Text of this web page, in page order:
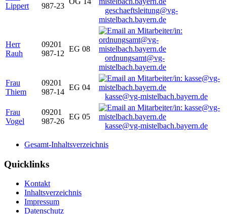
Lippert
987-23
geschaeftsleitung@vg-
mistelbach.bayern.de
Herr
Rauh
09201
987-12
EG 08
ordnungsamt@vg-
mistelbach.bayern.de
Frau
Thiem
09201
987-14
EG 04
kasse@vg-mistelbach.bayern.de
Frau
Vogel
09201
987-26
EG 05
kasse@vg-mistelbach.bayern.de
Gesamt-Inhaltsverzeichnis
Quicklinks
Kontakt
Inhaltsverzeichnis
Impressum
Datenschutz